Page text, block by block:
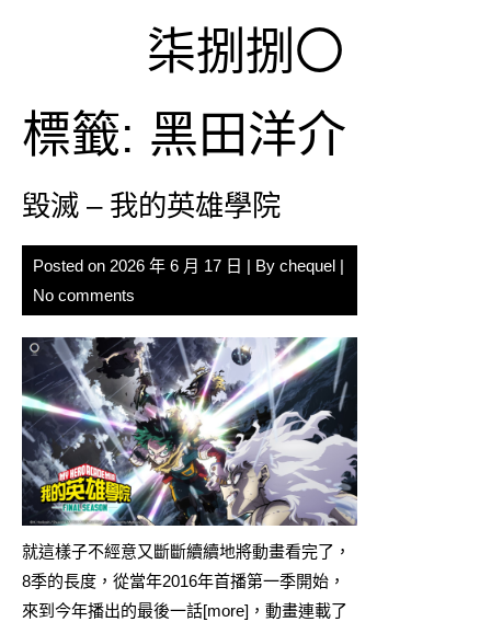
柒捌捌〇
標籤: 黑田洋介
毀滅 – 我的英雄學院
Posted on 2026 年 6 月 17 日 | By chequel |
No comments
就這樣子不經意又斷斷續續地將動畫看完了，
8季的長度，從當年2016年首播第一季開始，
來到今年播出的最後一話[more]，動畫連載了